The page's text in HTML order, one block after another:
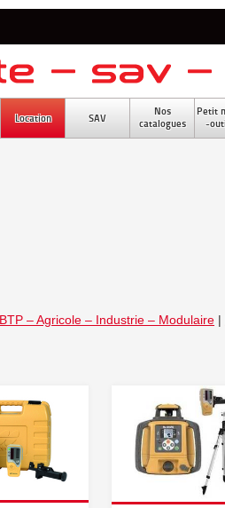
– Agricole – Industrie – Modulaire |
Location SAV
Nos
catalogues
Petit
-